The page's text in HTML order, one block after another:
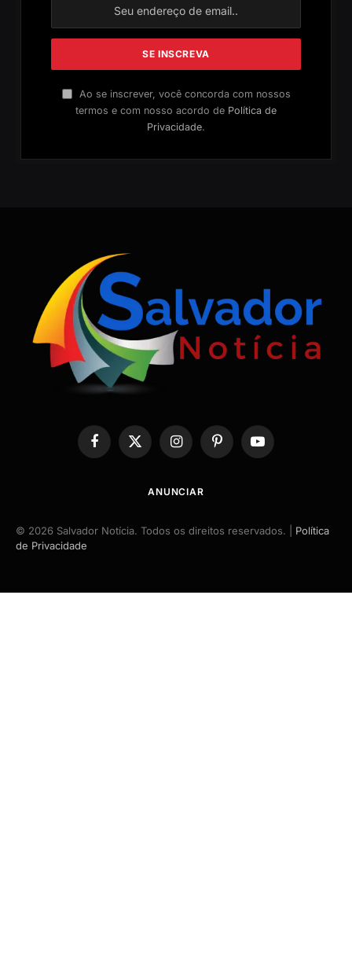
Ao se inscrever, você concorda com nossos
termos e com nosso acordo de Política de
Privacidade.
Facebook
X
(Twitter)
InstagramPinterestYouTube
ANUNCIAR
© 2026 Salvador Notícia. Todos os direitos reservados. | Política
de Privacidade